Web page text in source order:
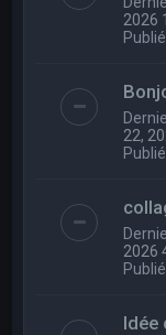
2026
22,
2026
Idée